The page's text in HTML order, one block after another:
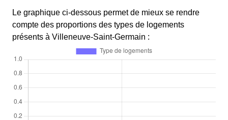
Le graphique ci-dessous permet de mieux se rendre
compte des proportions des types de logements
présents à Villeneuve-Saint-Germain :